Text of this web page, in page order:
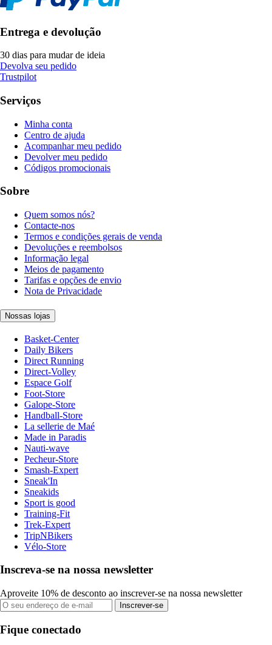
Entrega e devolução
30 dias para mudar de ideia
Devolva seu pedido
Trustpilot
Serviços
Minha conta
Centro de ajuda
Acompanhar meu pedido
Devolver meu pedido
Códigos promocionais
Sobre
Quem somos nós?
Contacte-nos
Termos e condições gerais de venda
Devoluções e reembolsos
Informação legal
Meios de pagamento
Tarifas e opções de envio
Nota de Privacidade
Nossas lojas
Basket-Center
Daily Bikers
Direct Running
Direct-Volley
Espace Golf
Foot-Store
Galope-Store
Handball-Store
La sellerie de Maé
Made in Paradis
Nauti-wave
Pecheur-Store
Smash-Expert
Sneak'In
Sneakids
Sport is good
Training-Fit
Trek-Expert
TripNBikers
Vélo-Store
Inscreva-se na nossa newsletter
Aproveite 10% de desconto ao inscrever-se na nossa newsletter
Inscrever-se
Fique conectado